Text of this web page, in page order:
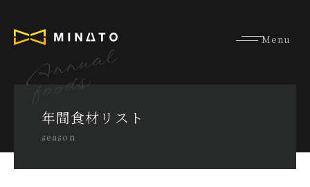
年間食材リスト
season
Annual
foods